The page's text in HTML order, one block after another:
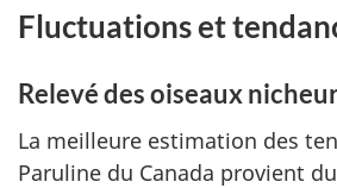
Fluctuations et
Relevé des oiseaux
La meilleure estimation des
Paruline du Canada provient